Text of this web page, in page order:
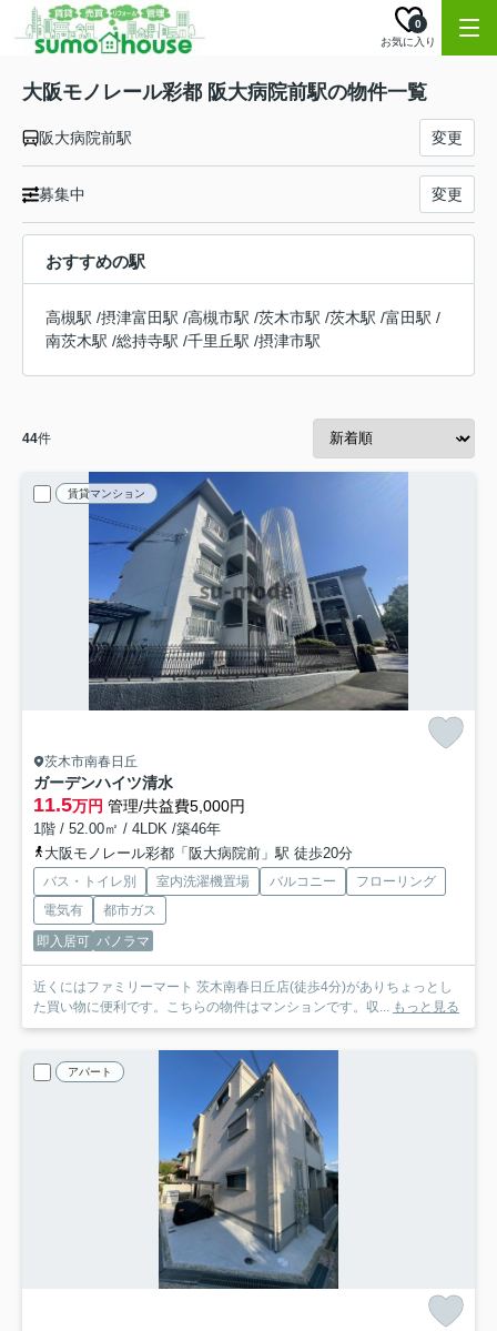
お気に入り
0
大阪モノレール彩都 阪大病院前駅の物件一覧
阪大病院前駅 変更
募集中 変更
おすすめの駅
高槻駅 /摂津富田駅 /高槻市駅 /茨木市駅 /茨木駅 /富田駅 /
南茨木駅 /総持寺駅 /千里丘駅 /摂津市駅
44件
賃貸マンション
茨木市南春日丘
ガーデンハイツ清水
11.5万円 管理/共益費5,000円
1階 / 52.00㎡ / 4LDK /築46年
大阪モノレール彩都「阪大病院前」駅 徒歩20分
バス・トイレ別 室内洗濯機置場 バルコニー
フローリング
電気有
都市ガス
即入居可 パノラマ
近くにはファミリーマート 茨木南春日丘店(徒歩4分)がありちょっとし
た買い物に便利です。こちらの物件はマンションです。収... もっと見る
アパート